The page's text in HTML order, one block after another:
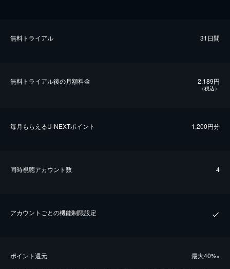
無料トライアル 31日間
無料トライアル後の⽉額料金 2,189円
（税込）
毎⽉もらえるU-NEXTポイント 1,200円分
同時視聴アカウント数 4
アカウントごとの機能制限設定
ポイント還元 最⼤40%※